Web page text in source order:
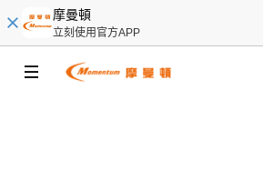
摩曼頓
立刻使用官方APP